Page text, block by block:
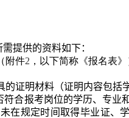
提供的资料如下：
附件2 ，以下简称《报名表》
的证明材料（证明内容包括
合报考岗位的学历、专业
在规定时间取得毕业证、